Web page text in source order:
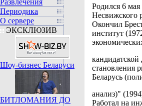
Развлечения
Периодика
О сервере
ЭКСКЛЮЗИВ
Шоу-бизнес Беларуси
БИТЛОМАНИЯ ДО
Родился 6
Несвижского
Окончил
институт
становления
Беларусь
анализ)"
Работал на